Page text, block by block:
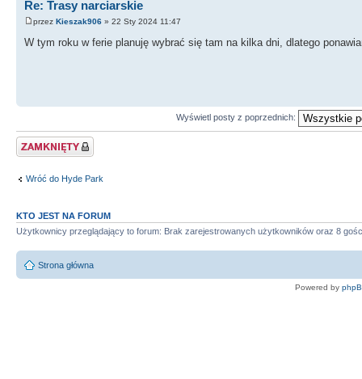
Re: Trasy narciarskie
przez Kieszak906 » 22 Sty 2024 11:47
W tym roku w ferie planuję wybrać się tam na kilka dni, dlatego
Wyświetl posty z poprzednich:
Zablokowany temat
Wróć do Hyde Park
KTO JEST NA FORUM
Użytkownicy przeglądający to forum: Brak zarejestrowanych użytkowników oraz 8
Strona główna
Powered by